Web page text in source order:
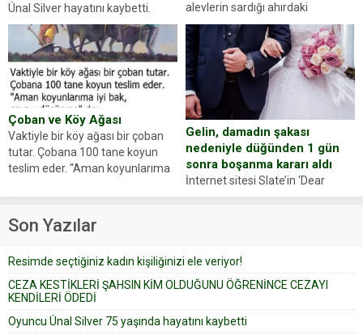
Ünal Silver hayatını kaybetti.
Haberi, oyuncunun menajerlik
ajansı duyurdu. Renda Güner,
sosyal medya hesabında “Usta
Oyuncumuz ve çok değerli
dostumuz...
alevlerin sardığı ahırdaki
hayvanlarını kurtarmak isteyen
Zeki Demir (66) ölümden döndü.
Yüzünde ve ellerinde yanıklar
oluşan Demir, kâbus dolu anları
anlattı… Merkeze bağlı...
Çoban ve Köy Ağası
Vaktiyle bir köy ağası bir çoban
tutar. Çobana 100 tane koyun
teslim eder. “Aman koyunlarıma
Çoban koyunları alır gider. Aylar...
Gelin, damadın şakası
nedeniyle düğünden 1 gün
sonra boşanma kararı aldı
İnternet sitesi Slate’in ‘Dear
Prudence’ isimli tavsiye köşesine
yapıştırdığı için düğünden...
Son Yazılar
Resimde seçtiğiniz kadın kişiliğinizi ele veriyor!
CEZA KESTİKLERİ ŞAHSIN KİM OLDUĞUNU ÖĞRENİNCE CEZAYI
KENDİLERİ ÖDEDİ
Oyuncu Ünal Silver 75 yaşında hayatını kaybetti